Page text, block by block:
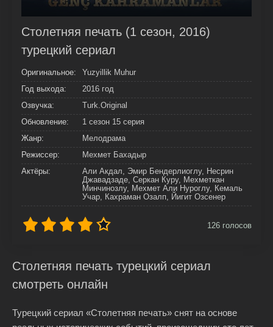
Столетняя печать (1 сезон, 2016)
турецкий сериал
Оригинальное:
Yuzyillik Muhur
Год выхода:
2016 год
Озвучка:
Turk.Original
Обновление:
1 сезон 15 серия
Жанр:
Мелодрама
Режиссер:
Мехмет Бахадыр
Актёры:
Али Акдал, Эмир Бендерлиоглу, Несрин
Джавадзаде, Серкан Куру, Мехметкан
Минчинозлу, Мехмет Али Нуроглу, Кемаль
Учар, Кахраман Озалп, Йигит Озсенер
126 голосов
Столетняя печать турецкий сериал
смотреть онлайн
Турецкий сериал «Столетняя печать» снят на основе